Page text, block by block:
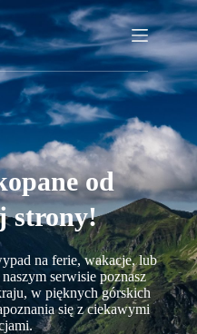
od
strony!
na ferie, wakacje, lub
serwisie poznasz
w pięknych górskich
się z ciekawymi